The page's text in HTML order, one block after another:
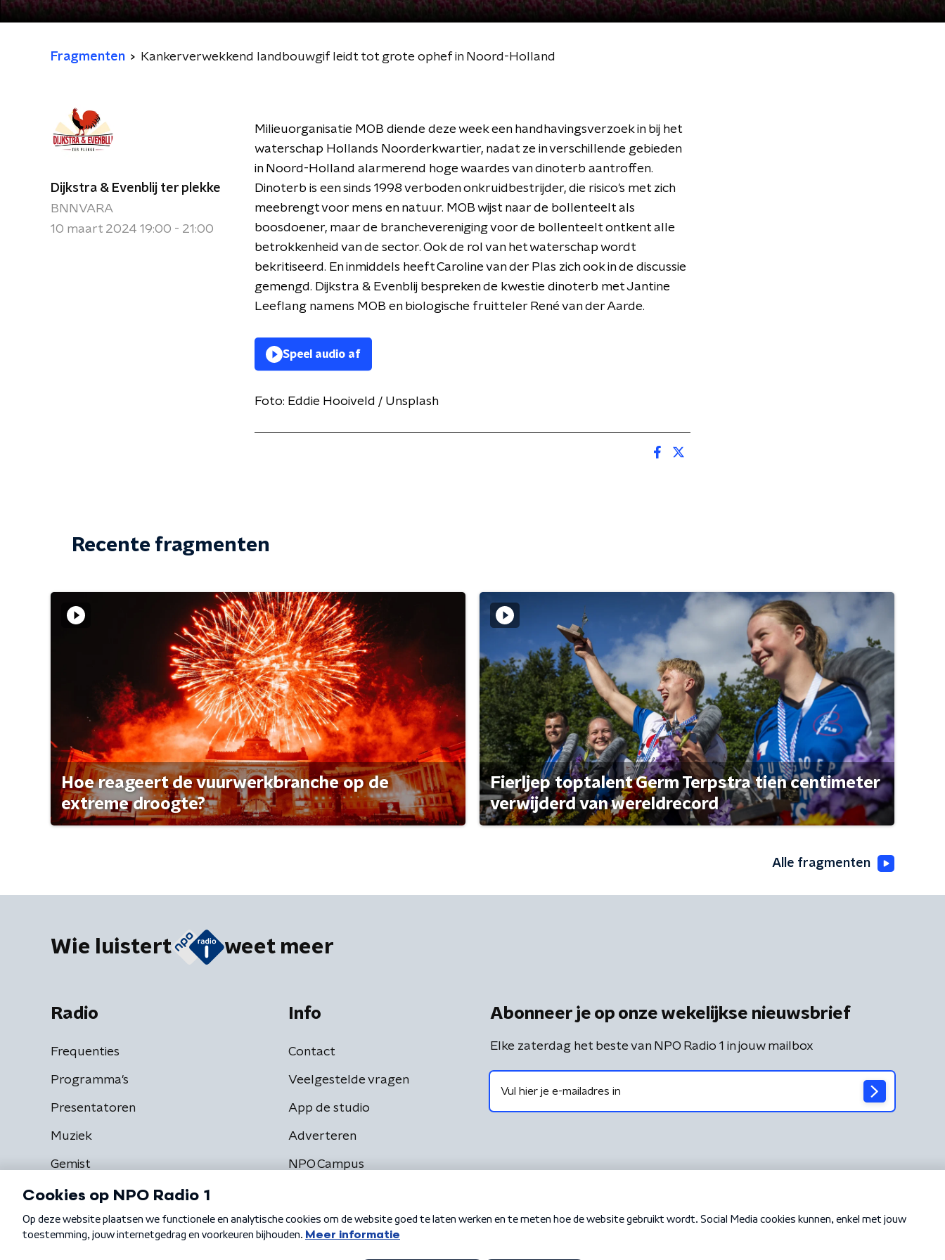
Fragmenten Kankerverwekkend landbouwgif leidt tot grote ophef in Noord-Holland
Dijkstra & Evenblij ter plekke
BNNVARA
10 maart 2024 19:00 - 21:00
Milieuorganisatie MOB diende deze week een handhavingsverzoek in bij het
waterschap Hollands Noorderkwartier, nadat ze in verschillende gebieden
in Noord-Holland alarmerend hoge waardes van dinoterb aantroffen.
Dinoterb is een sinds 1998 verboden onkruidbestrijder, die risico's met zich
meebrengt voor mens en natuur. MOB wijst naar de bollenteelt als
boosdoener, maar de branchevereniging voor de bollenteelt ontkent alle
betrokkenheid van de sector. Ook de rol van het waterschap wordt
bekritiseerd. En inmiddels heeft Caroline van der Plas zich ook in de discussie
gemengd. Dijkstra & Evenblij bespreken de kwestie dinoterb met Jantine
Leeflang namens MOB en biologische fruitteler René van der Aarde.
Speel audio af
Foto: Eddie Hooiveld / Unsplash
Recente fragmenten
Hoe reageert de vuurwerkbranche op de
extreme droogte?
Fierljep toptalent Germ Terpstra tien centimeter
verwijderd van wereldrecord
Alle fragmenten
Wie luistert weet meer
Radio
Frequenties
Programma's
Presentatoren
Muziek
Gemist
Info
Contact
Veelgestelde vragen
App de studio
Adverteren
NPO Campus
Abonneer je op onze wekelijkse nieuwsbrief
Elke zaterdag het beste van NPO Radio 1 in jouw mailbox
Algemene voorwaarden Privacybeleid